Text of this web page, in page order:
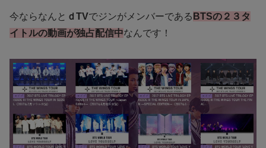
今ならなんと ｄTVでジンがメンバーである BTSの２３タ
イトルの動画が独占配信中なんです！